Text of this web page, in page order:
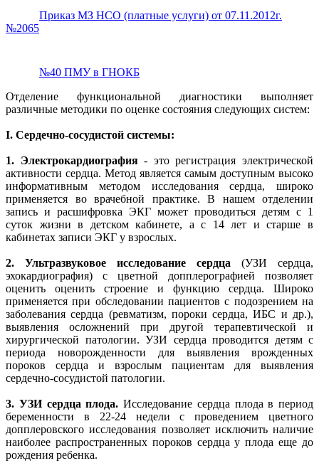
Приказ МЗ НСО (платные услуги) от 07.11.2012г.
№2065
№40 ПМУ в ГНОКБ
Отделение функциональной диагностики выполняет
различные методики по оценке состояния следующих систем:
I. Сердечно-сосудистой системы:
1. Электрокардиография- это регистрация электрической
активности сердца. Метод является самым доступным высоко
информативным методом исследования сердца, широко
применяется во врачебной практике. В нашем отделении
запись и расшифровка ЭКГ может проводиться детям с 1
суток жизни в детском кабинете, а с 14 лет и старше в
кабинетах записи ЭКГ у взрослых.
2. Ультразвуковое исследование сердца (УЗИ сердца,
эхокардиография) с цветной допплерографией позволяет
оценить оценить строение и функцию сердца. Широко
применяется при обследовании пациентов с подозрением на
заболевания сердца (ревматизм, пороки сердца, ИБС и др.),
выявления осложнений при другой терапевтической и
хирургической патологии. УЗИ сердца проводится детям с
периода новорожденности для выявления врожденных
пороков сердца и взрослым пациентам для выявления
сердечно-сосудистой патологии.
3. УЗИ сердца плода. Исследование сердца плода в период
беременности в 22-24 недели с проведением цветного
допплеровского исследования позволяет исключить наличие
наиболее распространенных пороков сердца у плода еще до
рождения ребенка.